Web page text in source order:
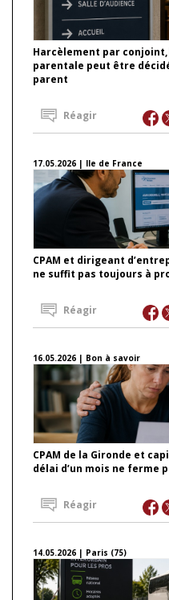
Harcèlement par
parentale peut être
parent
Réagir
17.05.2026 | Ile de France
CPAM et dirigeant
ne suffit pas toujours à
Réagir
16.05.2026 | Bon à savoir
CPAM de la Gironde et
délai d’un mois ne ferme
Réagir
14.05.2026 | Paris (75)